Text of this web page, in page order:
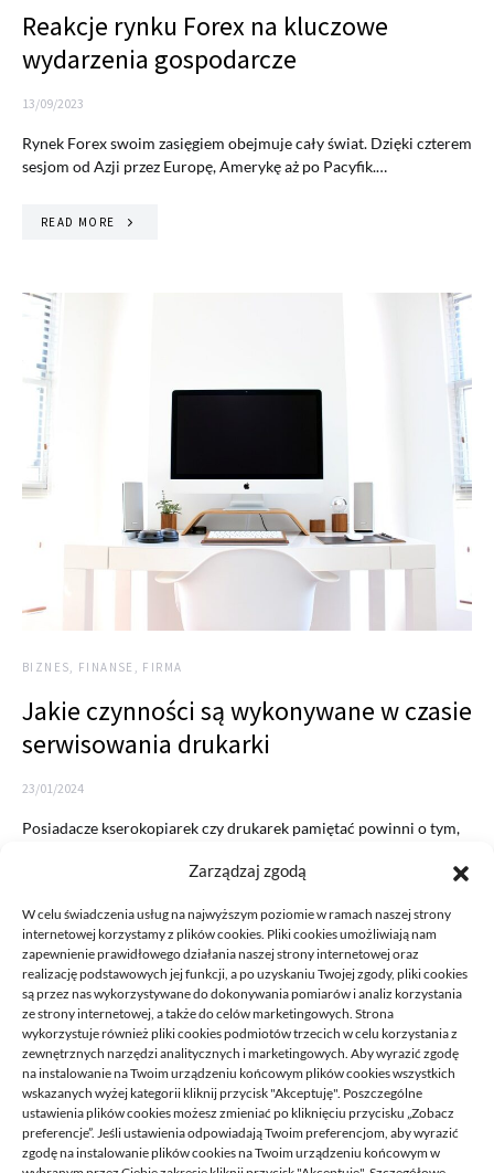
Zarządzaj zgodą
W celu świadczenia usług na najwyższym poziomie w ramach naszej strony
internetowej korzystamy z plików cookies. Pliki cookies umożliwiają nam
zapewnienie prawidłowego działania naszej strony internetowej oraz
realizację podstawowych jej funkcji, a po uzyskaniu Twojej zgody, pliki cookies
są przez nas wykorzystywane do dokonywania pomiarów i analiz korzystania
ze strony internetowej, a także do celów marketingowych. Strona
wykorzystuje również pliki cookies podmiotów trzecich w celu korzystania z
zewnętrznych narzędzi analitycznych i marketingowych. Aby wyrazić zgodę
na instalowanie na Twoim urządzeniu końcowym plików cookies wszystkich
wskazanych wyżej kategorii kliknij przycisk "Akceptuję". Poszczególne
ustawienia plików cookies możesz zmieniać po kliknięciu przycisku „Zobacz
preferencje”. Jeśli ustawienia odpowiadają Twoim preferencjom, aby wyrazić
zgodę na instalowanie plików cookies na Twoim urządzeniu końcowym w
Reakcje rynku Forex na kluczowe
wydarzenia gospodarcze
13/09/2023
Rynek Forex swoim zasięgiem obejmuje cały świat. Dzięki czterem
sesjom od Azji przez Europę, Amerykę aż po Pacyfik.…
READ MORE
BIZNES, FINANSE, FIRMA
Jakie czynności są wykonywane w czasie
serwisowania drukarki
23/01/2024
Posiadacze kserokopiarek czy drukarek pamiętać powinni o tym,
READ MORE
DECA /
Deca to miejsce stworzone dla ludzi takich jak ty, miejsce, gdzie